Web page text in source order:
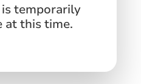
temporarily
at this time.